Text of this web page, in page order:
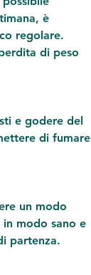
è
regolare.
di peso
e godere del
di fumare
un modo
modo sano e
partenza.